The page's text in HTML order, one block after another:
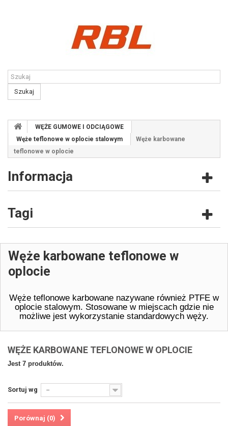
Szukaj
WĘŻE GUMOWE I ODCIĄGOWE
Węże teflonowe w oplocie stalowym
Węże karbowane
teflonowe w oplocie
Informacja
Tagi
Węże karbowane teflonowe w
oplocie
Węże teflonowe karbowane nazywane również PTFE w
oplocie stalowym. Stosowane w miejscach gdzie nie
możliwe jest wykorzystanie standardowych węży.
WĘŻE KARBOWANE TEFLONOWE W OPLOCIE
Jest 7 produktów.
Sortuj wg --
Porównaj (0)